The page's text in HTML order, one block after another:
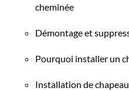
cheminée
Démontage et
Pourquoi installer un
Installation de